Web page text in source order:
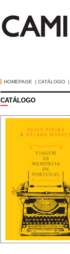
HOMEPAGE | CATÁLOGO|
CATÁLOGO